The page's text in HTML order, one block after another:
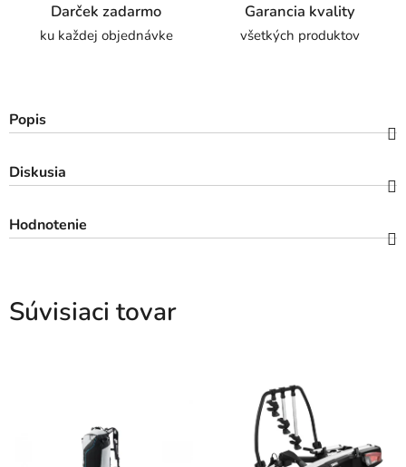
Darček zadarmo
ku každej objednávke
Garancia kvality
všetkých produktov
Popis
Diskusia
Hodnotenie
Súvisiaci tovar